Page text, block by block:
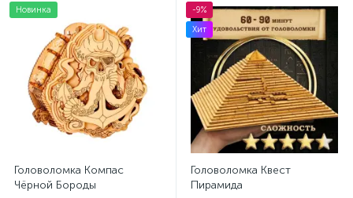
Новинка
Головоломка Компас
Чёрной Бороды
-9%
Хит
Головоломка Квест
Пирамида